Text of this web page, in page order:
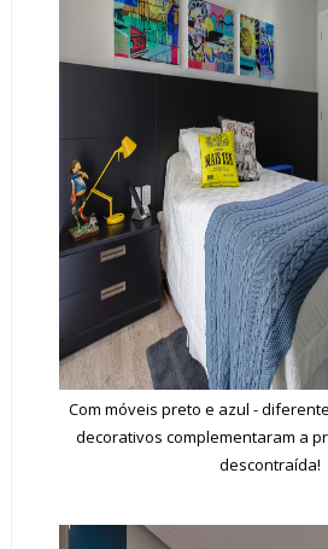
Com móveis preto e azul -
decorativos complementaram a
descontraída!